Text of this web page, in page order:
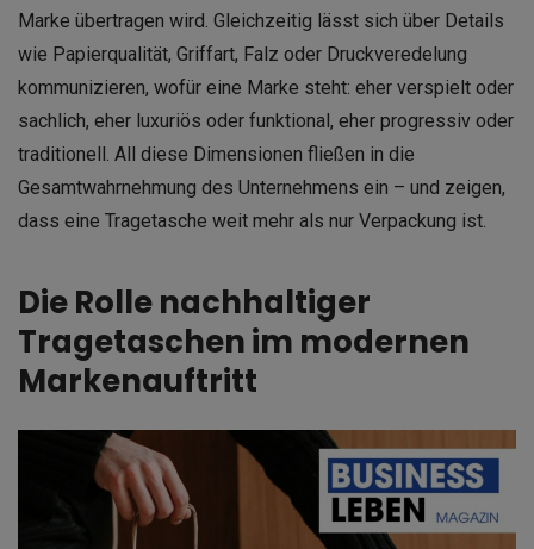
Marke übertragen wird. Gleichzeitig lässt sich über Details
wie Papierqualität, Griffart, Falz oder Druckveredelung
kommunizieren, wofür eine Marke steht: eher verspielt oder
sachlich, eher luxuriös oder funktional, eher progressiv oder
traditionell. All diese Dimensionen fließen in die
Gesamtwahrnehmung des Unternehmens ein – und zeigen,
dass eine Tragetasche weit mehr als nur Verpackung ist.
Die Rolle nachhaltiger
Tragetaschen im modernen
Markenauftritt